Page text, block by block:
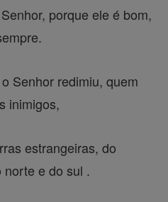
porque ele é bom,
Senhor redimiu, quem
inimigos,
estrangeiras, do
e do sul .